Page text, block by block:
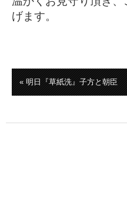
げます。
« 明日『草紙洗』子方と朝臣